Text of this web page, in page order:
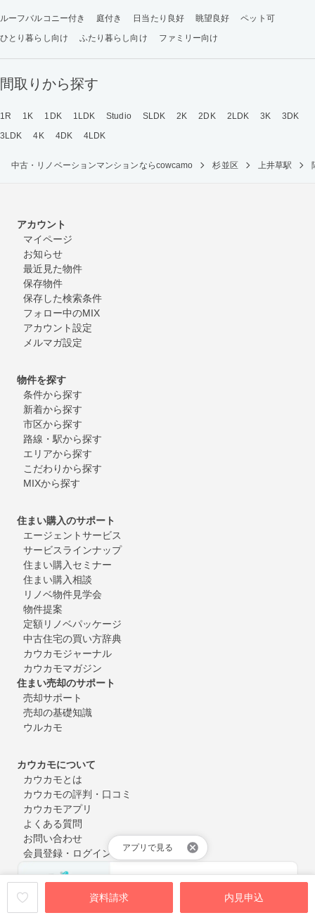
資料請求 内見申込
アプリで見る
ルーフバルコニー付き 庭付き 日当たり良好 眺望良好
ペット可
ひとり暮らし向け
ふたり暮らし向け ファミリー向け
間取りから探す
1R 1K 1DK 1LDK Studio SLDK 2K 2DK 2LDK 3K
3DK
3LDK
4K 4DK 4LDK
中古・リノベーションマンションならcowcamo 杉並区 上井草駅
アカウント
マイページ
お知らせ
最近見た物件
保存物件
保存した検索条件
フォロー中のMIX
アカウント設定
メルマガ設定
物件を探す
条件から探す
新着から探す
市区から探す
路線・駅から探す
エリアから探す
こだわりから探す
MIXから探す
住まい購入のサポート
エージェントサービス
サービスラインナップ
住まい購入セミナー
住まい購入相談
リノベ物件見学会
物件提案
定額リノベパッケージ
中古住宅の買い方辞典
カウカモジャーナル
カウカモマガジン
住まい売却のサポート
売却サポート
売却の基礎知識
ウルカモ
カウカモについて
カウカモとは
カウカモの評判・口コミ
カウカモアプリ
よくある質問
お問い合わせ
会員登録・ログイン